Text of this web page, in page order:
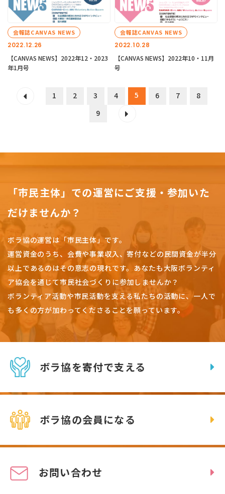
2022.12.26
会報誌CANVAS NEWS
【CANVAS NEWS】2022年12・2023
年1月号
2022.10.28
会報誌CANVAS NEWS
【CANVAS NEWS】2022年10・11月
号
1 2 3 4 5 6 7
8
9
「市民主体」での運営にご支援・参加いた
だけませんか？
ボラ協の運営は「市民主体」です。
運営資金のうち、会費や事業収入、寄付などの民間資金が半分
以上であるのはその意志の現れです。 あなたも大阪ボランティ
ア協会を通じて市民社会づくりに参加しませんか？
ボランティア活動や市民活動を支える私たちの活動に、一人で
も多くの方が加わってくださることを願っています。
ボラ協を寄付で支える
ボラ協の会員になる
お問い合わせ